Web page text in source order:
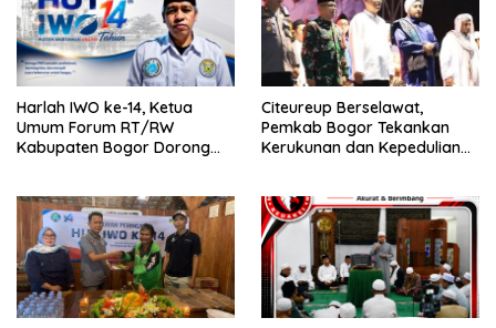
Harlah IWO ke-14, Ketua
Umum Forum RT/RW
Kabupaten Bogor Dorong
Citeureup Berselawat,
Pemkab Bogor Tekankan
Kerukunan dan Kepedulian